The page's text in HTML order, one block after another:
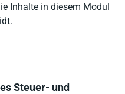
Inhalte in diesem Modul
Steuer- und